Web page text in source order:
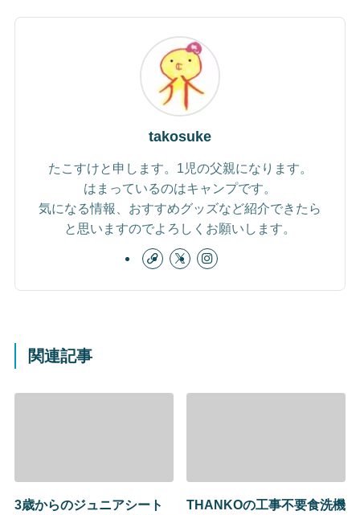
takosuke
たこすけと申します。1児の父親になります。
はまっているのはキャンプです。
気になる情報、おすすめグッズなど紹介できたら
と思いますのでよろしくお願いします。
関連記事
3歳からのジュニアシート
THANKOの工事不要食洗機